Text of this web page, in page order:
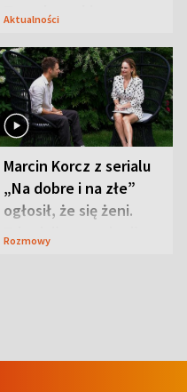
Tarnobrzeskim
Aktualności
Marcin Korcz z serialu
„Na dobre i na złe”
ogłosił, że się żeni.
Zdradził, co zmienił
Rozmowy